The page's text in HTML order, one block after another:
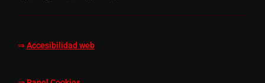
⇒ Accesibilidad web